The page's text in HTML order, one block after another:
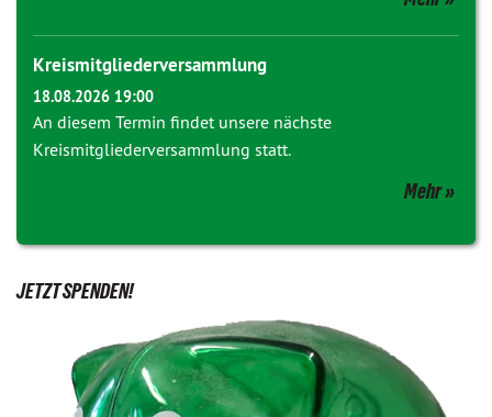
Kreismitgliederversammlung
18.08.2026 19:00
An diesem Termin findet unsere nächste
Kreismitgliederversammlung statt.
Mehr
JETZT SPENDEN!